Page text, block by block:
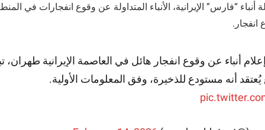
أنباء “فارس” الإيرانية، الأنباء المتداولة عن وقوع انفجارات في
انفجار.
أنباء عن وقوع انفجار هائل في العاصمة الإيرانية طهران،
أنه مستودع للذخيرة، وفق المعلومات الأولية.